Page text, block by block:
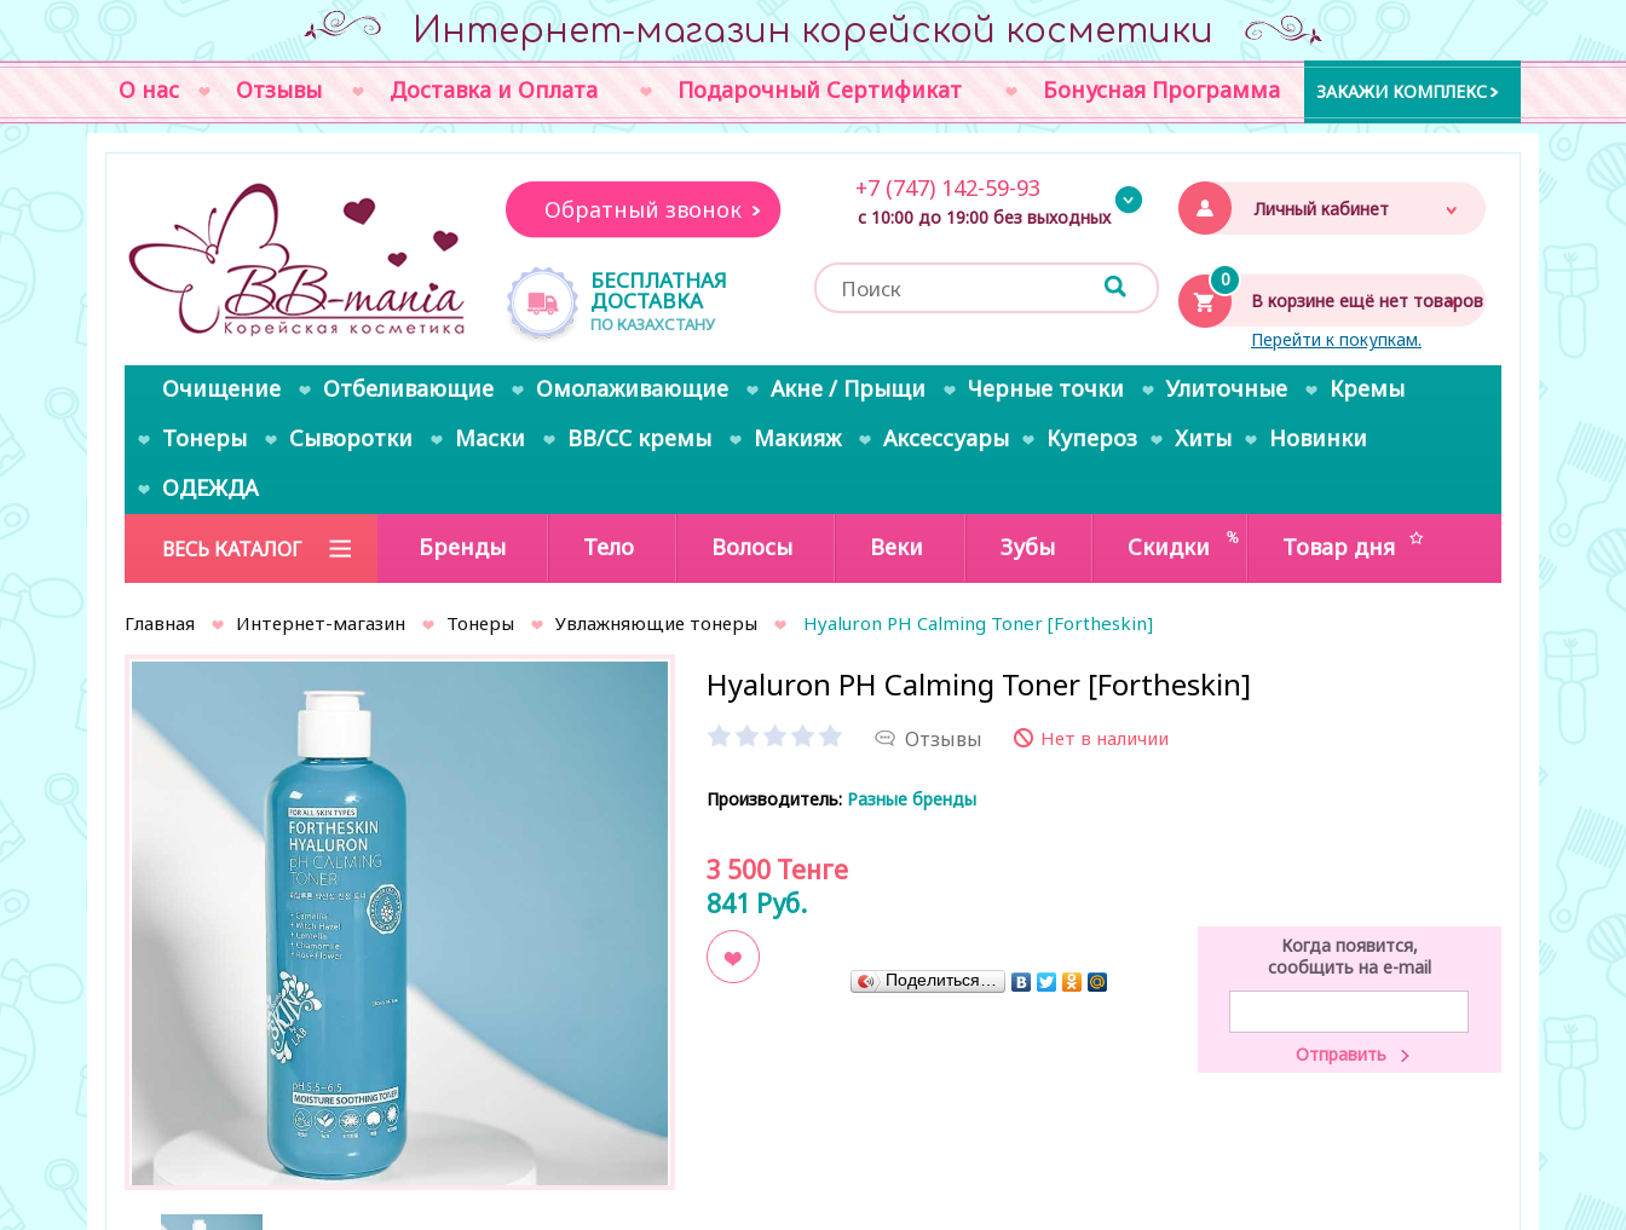
Интернет-магазин корейской косметики
О нас Отзывы Доставка и Оплата Подарочный Сертификат Бонусная Программа ЗАКАЖИ КОМПЛЕКС
Личный кабинет
0
В корзине ещё нет товаров
Перейти к покупкам.
Обратный звонок
БЕСПЛАТНАЯ
ДОСТАВКА
ПО КАЗАХСТАНУ
+7 (747) 142-59-93
с 10:00 до 19:00 без выходных
Очищение Отбеливающие Омолаживающие Акне / Прыщи Черные точки Улиточные
Кремы
Тонеры
Сыворотки Маски BB/CC кремы Макияж Аксессуары Купероз Хиты
Новинки
ОДЕЖДА
ВЕСЬ КАТАЛОГ Бренды Тело Волосы Веки Зубы Скидки Товар дня
Главная Интернет-магазин Тонеры Увлажняющие тонеры Hyaluron PH Calming Toner [Fortheskin]
Hyaluron PH Calming Toner [Fortheskin]
Отзывы Нет в наличии
Производитель: Разные бренды
3 500 Тенге
841 Руб.
Когда появится,
сообщить на e-mail
Поделиться…